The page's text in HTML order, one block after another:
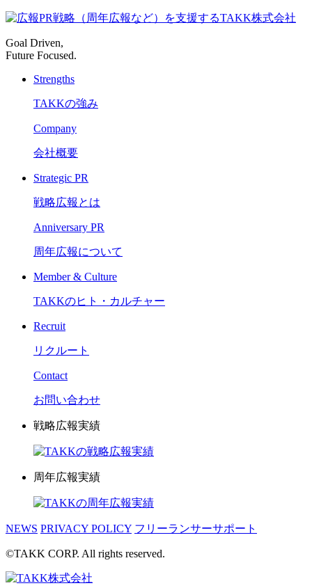
Goal Driven,
Future Focused.
Strengths
TAKKの強み
Company
会社概要
Strategic PR
戦略広報とは
Anniversary PR
周年広報について
Member & Culture
TAKKのヒト・カルチャー
Recruit
リクルート
Contact
お問い合わせ
戦略広報実績
周年広報実績
NEWS PRIVACY POLICY フリーランサーサポート
©TAKK CORP. All rights reserved.